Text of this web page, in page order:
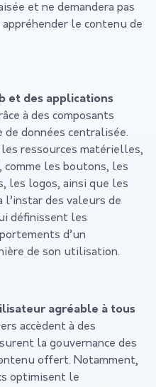
et ne demandera pas
le contenu de
et des applications
à des composants
données centralisée.
ressources matérielles,
les boutons, les
les logos, ainsi que les
des valeurs de
définissent les
d’un
de son utilisation.
agréable à tous
accèdent à des
la gouvernance des
offert. Notamment,
optimisent le